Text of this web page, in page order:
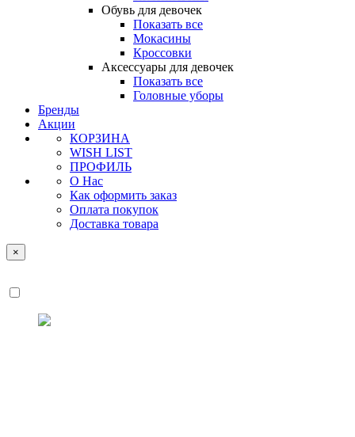
Обувь для девочек
Показать все
Мокасины
Кроссовки
Аксессуары для девочек
Показать все
Головные уборы
Бренды
Акции
КОРЗИНА
WISH LIST
ПРОФИЛЬ
О Нас
Как оформить заказ
Оплата покупок
Доставка товара
×